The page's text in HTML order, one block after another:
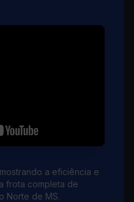
a eficiência e
frota completa de
Norte de MS.